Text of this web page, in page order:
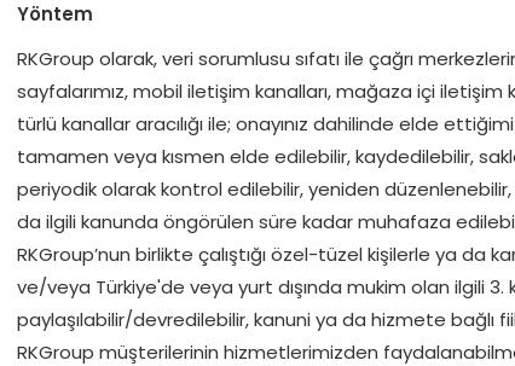
Yöntem
RKGroup olarak, veri sorumlusu sıfatı ile çağrı
sayfalarımız, mobil iletişim kanalları, mağaza içi iletişim
türlü kanallar aracılığı ile; onayınız dahilinde elde
tamamen veya kısmen elde edilebilir, kaydedilebilir,
periyodik olarak kontrol edilebilir, yeniden düzenlenebilir,
da ilgili kanunda öngörülen süre kadar muhafaza
RKGroup’nun birlikte çalıştığı özel-tüzel kişilerle ya da
ve/veya Türkiye'de veya yurt dışında mukim olan ilgili 3.
paylaşılabilir/devredilebilir, kanuni ya da hizmete bağlı
RKGroup müşterilerinin hizmetlerimizden